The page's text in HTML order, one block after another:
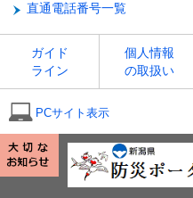
直通電話番号一覧
ガイド
ライン
個人情報
の取扱い
PCサイト表示